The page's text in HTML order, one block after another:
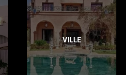
VILLE